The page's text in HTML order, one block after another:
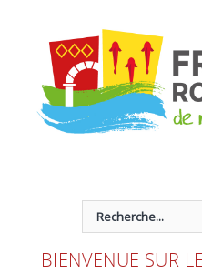
BIENVENUE SUR